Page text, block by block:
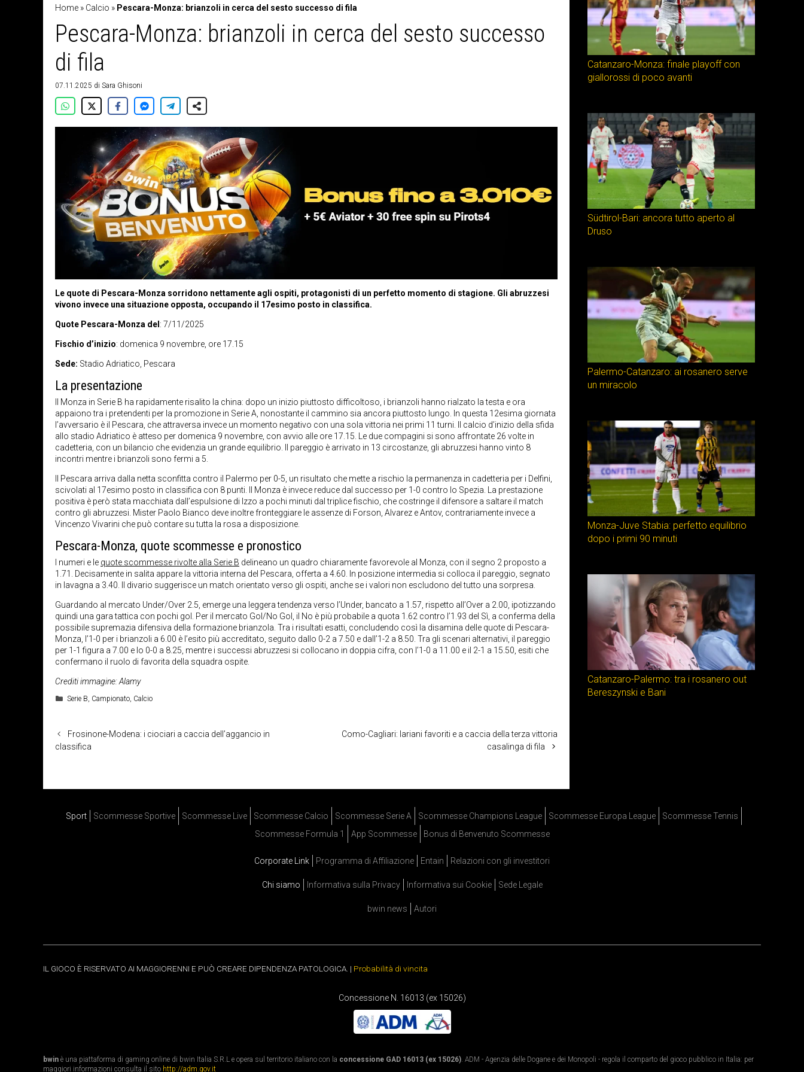
Home » Calcio » Pescara-Monza: brianzoli in cerca del sesto successo di fila
Pescara-Monza: brianzoli in cerca del sesto successo
di fila
07.11.2025 di Sara Ghisoni
Le quote di Pescara-Monza sorridono nettamente agli ospiti, protagonisti di un perfetto momento di stagione. Gli abruzzesi
vivono invece una situazione opposta, occupando il 17esimo posto in classifica.
Quote Pescara-Monza del: 7/11/2025
Fischio d’inizio: domenica 9 novembre, ore 17.15
Sede: Stadio Adriatico, Pescara
La presentazione
Il Monza in Serie B ha rapidamente risalito la china: dopo un inizio piuttosto difficoltoso, i brianzoli hanno rialzato la testa e ora
appaiono tra i pretendenti per la promozione in Serie A, nonostante il cammino sia ancora piuttosto lungo. In questa 12esima giornata
l’avversario è il Pescara, che attraversa invece un momento negativo con una sola vittoria nei primi 11 turni. Il calcio d’inizio della sfida
allo stadio Adriatico è atteso per domenica 9 novembre, con avvio alle ore 17.15. Le due compagini si sono affrontate 26 volte in
cadetteria, con un bilancio che evidenzia un grande equilibrio. Il pareggio è arrivato in 13 circostanze, gli abruzzesi hanno vinto 8
incontri mentre i brianzoli sono fermi a 5.
Il Pescara arriva dalla netta sconfitta contro il Palermo per 0-5, un risultato che mette a rischio la permanenza in cadetteria per i Delfini,
scivolati al 17esimo posto in classifica con 8 punti. Il Monza è invece reduce dal successo per 1-0 contro lo Spezia. La prestazione
positiva è però stata macchiata dall’espulsione di Izzo a pochi minuti dal triplice fischio, che costringe il difensore a saltare il match
contro gli abruzzesi. Mister Paolo Bianco deve inoltre fronteggiare le assenze di Forson, Alvarez e Antov, contrariamente invece a
Vincenzo Vivarini che può contare su tutta la rosa a disposizione.
Pescara-Monza, quote scommesse e pronostico
I numeri e le quote scommesse rivolte alla Serie B delineano un quadro chiaramente favorevole al Monza, con il segno 2 proposto a
1.71. Decisamente in salita appare la vittoria interna del Pescara, offerta a 4.60. In posizione intermedia si colloca il pareggio, segnato
in lavagna a 3.40. Il divario suggerisce un match orientato verso gli ospiti, anche se i valori non escludono del tutto una sorpresa.
Guardando al mercato Under/Over 2.5, emerge una leggera tendenza verso l’Under, bancato a 1.57, rispetto all’Over a 2.00, ipotizzando
quindi una gara tattica con pochi gol. Per il mercato Gol/No Gol, il No è più probabile a quota 1.62 contro l’1.93 del Sì, a conferma della
possibile supremazia difensiva della formazione brianzola. Tra i risultati esatti, concludendo così la disamina delle quote di Pescara-
Monza, l’1-0 per i brianzoli a 6.00 è l’esito più accreditato, seguito dallo 0-2 a 7.50 e dall’1-2 a 8.50. Tra gli scenari alternativi, il pareggio
per 1-1 figura a 7.00 e lo 0-0 a 8.25, mentre i successi abruzzesi si collocano in doppia cifra, con l’1-0 a 11.00 e il 2-1 a 15.50, esiti che
confermano il ruolo di favorita della squadra ospite.
Crediti immagine: Alamy
Categorie
Serie B, Campionato, Calcio
Frosinone-Modena: i ciociari a caccia dell’aggancio in
classifica
Como-Cagliari: lariani favoriti e a caccia della terza vittoria
casalinga di fila
Catanzaro-Monza: finale playoff con
giallorossi di poco avanti
Südtirol-Bari: ancora tutto aperto al
Druso
Palermo-Catanzaro: ai rosanero serve
un miracolo
Monza-Juve Stabia: perfetto equilibrio
dopo i primi 90 minuti
Catanzaro-Palermo: tra i rosanero out
Bereszynski e Bani
Sport Scommesse Sportive Scommesse Live Scommesse Calcio Scommesse Serie A Scommesse Champions League Scommesse Europa League
Scommesse Tennis
Scommesse Formula 1
App Scommesse Bonus di Benvenuto Scommesse
Corporate Link Programma di Affiliazione Entain Relazioni con gli investitori
Chi siamo Informativa sulla Privacy Informativa sui Cookie Sede Legale
bwin news Autori
IL GIOCO È RISERVATO AI MAGGIORENNI E PUÒ CREARE DIPENDENZA PATOLOGICA. | Probabilità di vincita
Concessione N. 16013 (ex 15026)
bwin è una piattaforma di gaming online di bwin Italia S.R.L e opera sul territorio italiano con la concessione GAD 16013 (ex 15026). ADM - Agenzia delle Dogane e dei Monopoli - regola il comparto del gioco pubblico in Italia: per
maggiori informazioni consulta il sito http://adm.gov.it